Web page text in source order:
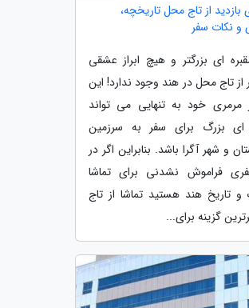
بازدید از تاج محل تاریخچه،
و نکات سفر
ای بزرگتر و هیچ ابراز عشقی
از تاج محل در هند وجود ندارد! این
مرمری خود به تنهایی می تواند
ای بزرگ برای سفر به سرزمین
و شهر آگرا باشد. بنابراین اگر در
فراموش نشدنی برای تماشا
تاریخ هند هستید تماشا از تاج
گزینه برای...